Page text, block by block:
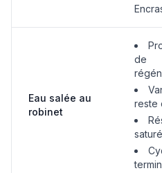
Eau salée au
robinet
de
reste